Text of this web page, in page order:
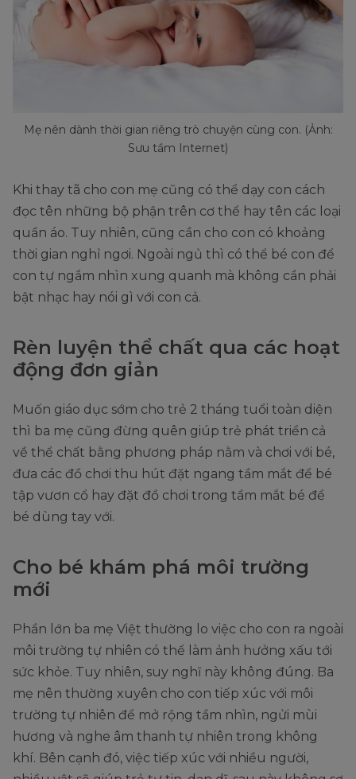
Mẹ nên dành thời gian riêng trò chuyện cùng con. (Ảnh:
Sưu tầm Internet)
Khi thay tã cho con mẹ cũng có thể dạy con cách
đọc tên những bộ phận trên cơ thể hay tên các loại
quần áo. Tuy nhiên, cũng cần cho con có khoảng
thời gian nghỉ ngơi. Ngoài ngủ thì có thể bé con để
con tự ngắm nhìn xung quanh mà không cần phải
bật nhạc hay nói gì với con cả.
Rèn luyện thể chất qua các hoạt
động đơn giản
Muốn giáo dục sớm cho trẻ 2 tháng tuổi toàn diện
thì ba mẹ cũng đừng quên giúp trẻ phát triển cả
về thể chất bằng phương pháp nằm và chơi với bé,
đưa các đồ chơi thu hút đặt ngang tầm mắt để bé
tập vươn cổ hay đặt đồ chơi trong tầm mắt bé để
bé dùng tay với.
Cho bé khám phá môi trường
mới
Phần lớn ba mẹ Việt thường lo việc cho con ra ngoài
môi trường tự nhiên có thể làm ảnh hưởng xấu tới
sức khỏe. Tuy nhiên, suy nghĩ này không đúng. Ba
mẹ nên thường xuyên cho con tiếp xúc với môi
trường tự nhiên để mở rộng tầm nhìn, ngửi mùi
hương và nghe âm thanh tự nhiên trong không
khí. Bên cạnh đó, việc tiếp xúc với nhiều người,